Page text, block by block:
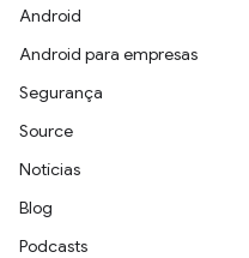
Android
Android para empresas
Segurança
Source
Notícias
Blog
Podcasts